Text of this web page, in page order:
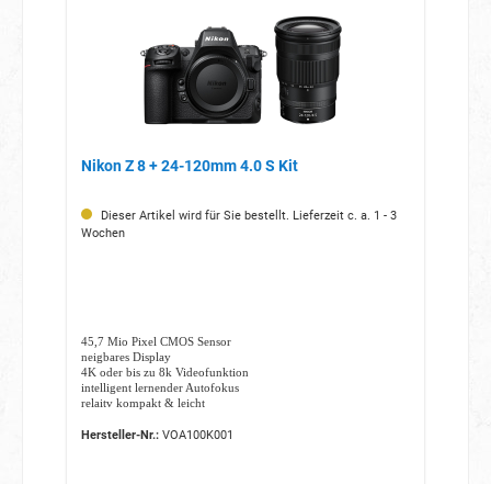
Nikon Z 8 + 24-120mm 4.0 S Kit
Dieser Artikel wird für Sie bestellt. Lieferzeit c. a. 1 - 3
Wochen
45,7 Mio Pixel CMOS Sensor
neigbares Display
4K oder bis zu 8k Videofunktion
intelligent lernender Autofokus
relaitv kompakt & leicht
Hersteller-Nr.:VOA100K001